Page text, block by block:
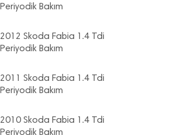
Periyodik Bakım
2012 Skoda Fabia 1.4 Tdi
Periyodik Bakım
2011 Skoda Fabia 1.4 Tdi
Periyodik Bakım
2010 Skoda Fabia 1.4 Tdi
Periyodik Bakım